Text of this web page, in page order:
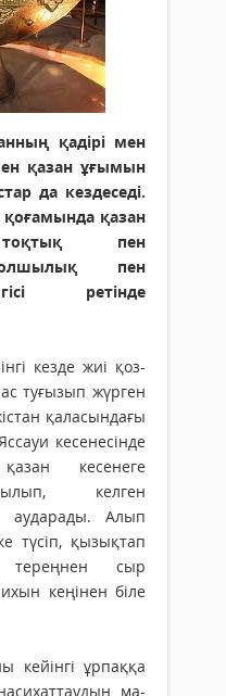
қадірі мен
қазан ұғымын
да кездеседі.
қоғамында қазан
тоқтық пен
пен
ретінде
кез­­де жиі қоз­­­
ту­ғы­­зып жүр­ген
қа­ла­­сын­дағы
кесенесінде
кесенеге
келген
аударады. Алып
түсіп, қызықтап
тереңнен сыр
кеңінен біле
кейінгі ұрпаққа
ма­